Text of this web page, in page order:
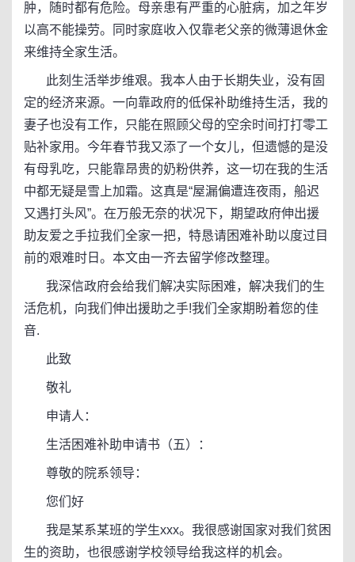
肿，随时都有危险。母亲患有严重的心脏病，加之年岁
以高不能操劳。同时家庭收入仅靠老父亲的微薄退休金
来维持全家生活。
此刻生活举步维艰。我本人由于长期失业，没有固
定的经济来源。一向靠政府的低保补助维持生活，我的
妻子也没有工作，只能在照顾父母的空余时间打打零工
贴补家用。今年春节我又添了一个女儿，但遗憾的是没
有母乳吃，只能靠昂贵的奶粉供养，这一切在我的生活
中都无疑是雪上加霜。这真是“屋漏偏遭连夜雨，船迟
又遇打头风”。在万般无奈的状况下，期望政府伸出援
助友爱之手拉我们全家一把，特恳请困难补助以度过目
前的艰难时日。本文由一齐去留学修改整理。
我深信政府会给我们解决实际困难，解决我们的生
活危机，向我们伸出援助之手!我们全家期盼着您的佳
音.
此致
敬礼
申请人：
生活困难补助申请书（五）：
尊敬的院系领导：
您们好
我是某系某班的学生xxx。我很感谢国家对我们贫困
生的资助，也很感谢学校领导给我这样的机会。